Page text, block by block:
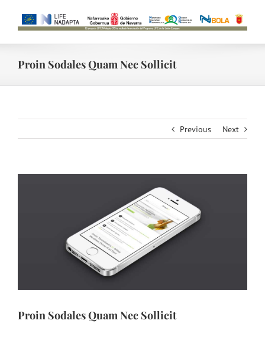
content
Proin Sodales Quam Nec Sollicit
Previous Next
Proin Sodales Quam Nec Sollicit